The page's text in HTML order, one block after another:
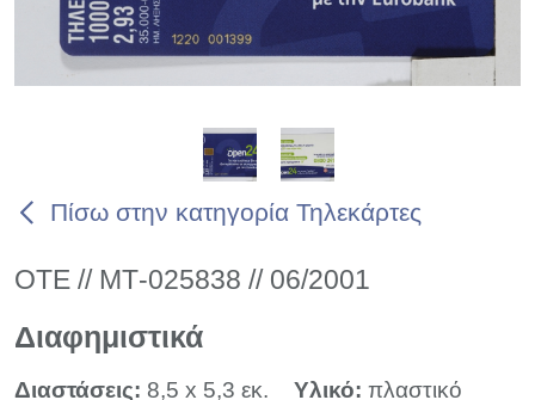
Πίσω στην κατηγορία Τηλεκάρτες
ΟΤΕ // ΜΤ-025838 // 06/2001
Διαφημιστικά
Διαστάσεις: 8,5 x 5,3 εκ. Υλικό: πλαστικό